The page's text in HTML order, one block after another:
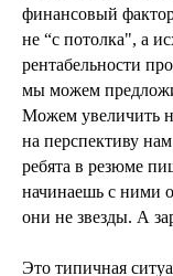
финансовый
не “с потолка", а
рентабельности
мы можем
Можем увеличить
на перспективу
ребята в резюме
начинаешь с ними
они не звезды. А
Это типичная